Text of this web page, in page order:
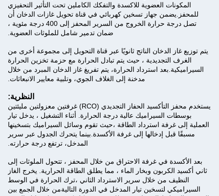
المكونات العضوية للاكسدة والتفكك الكاملين تحت التأثير التحفيزي
للمحفز.يضمن جهاز تسخين كهربائي في قناة تحويل غازات الدخان أن
تصل درجة حرارة الخروج من السرير المحفز إلى 400 درجة مئوية ،
ضمان تدمير شامل للملوثات العضوية.
يتم توزيع غاز الدخان الناتج ثانويًا عبر قناة التحويل إلى مجموعة أخرى من
الغرف التجديدية ، حيث يتم تبادل الحرارة مع حزمة تخزين الحرارة
السيراميكية.بعد استرداد الحرارة، يتم تفريغ غاز الدخان المبرد من خلال
مدخنة إلى الغلاف الجوي، وتلبية معايير الانبعاثات.
النظرية:
يستخدم محفز التأكسيد الحفاز التجديدي (RCO) غرفتين معزولتين مليئتين
بوسطات السيراميك عالية درجة الحرارة. أثناء التشغيل ، يدخل تيار
العملية إلى غرفة استرداد الطاقة ،حيث تقوم وسائل السيراميك بتسخينها
مسبقًا قبل إدخالها إلى غرفة الأكسدة. بينما يتحرك الجدول عبر سرير
المدخل، ترتفع درجة حرارته.
بعد الأكسدة في غرفة الاحتراق من خلال المحفز ، تتحول الملوثات إلى
ثاني أكسيد الكربون وبخار الماء ، مما يطلق الطاقة الحرارية. يخرج الغاز
النظيف من خلال سرير الاسترداد الثاني ،ترك الحرارة في الوسط
السيراميكي لتسخين تيار المدخل في الدورة التاليةمن خلال الجمع بين